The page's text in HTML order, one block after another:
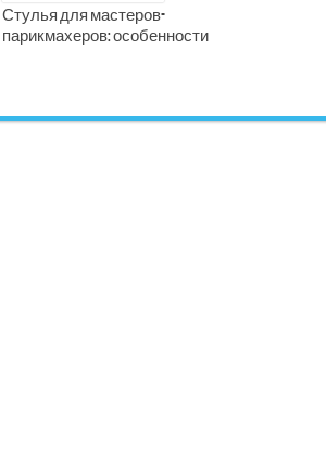
Стулья для мастеров-
парикмахеров: особенности